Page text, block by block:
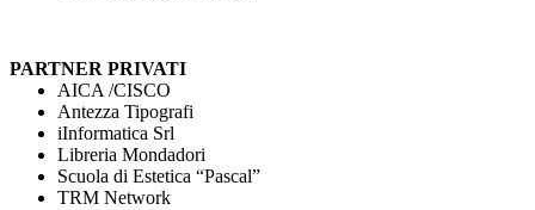
PARTNER PRIVATI
AICA /CISCO
Antezza Tipografi
iInformatica Srl
Libreria Mondadori
Scuola di Estetica “Pascal”
TRM Network